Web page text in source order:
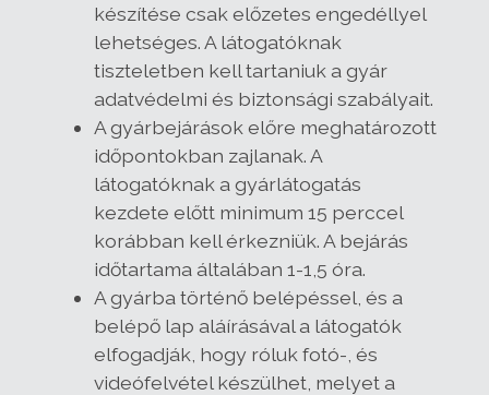
készítése csak előzetes engedéllyel
lehetséges. A látogatóknak
tiszteletben kell tartaniuk a gyár
adatvédelmi és biztonsági szabályait.
A gyárbejárások előre meghatározott
időpontokban zajlanak. A
látogatóknak a gyárlátogatás
kezdete előtt minimum 15 perccel
korábban kell érkezniük. A bejárás
időtartama általában 1-1,5 óra.
A gyárba történő belépéssel, és a
belépő lap aláírásával a látogatók
elfogadják, hogy róluk fotó-, és
videófelvétel készülhet, melyet a